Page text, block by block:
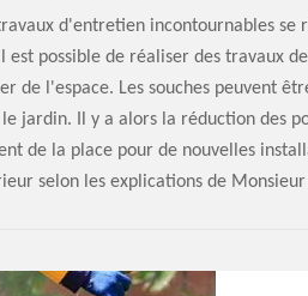
d'entretien incontournables se
est possible de réaliser des travaux
de l'espace. Les souches peuvent
le jardin. Il y a alors la réduction des
de la place pour de nouvelles
selon les explications de Monsieur